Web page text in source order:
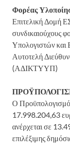
Φορέας
Επιτελική Δομή
συνδικαιούχους
Υπολογιστών και
Αυτοτελή
(ΑΔΙΚΤΥΥΠ)
Ο
17.998.204,63
ανέρχεται σε
επιλέξιμης